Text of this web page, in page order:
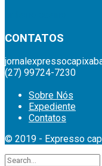
CONTATOS
(27) 99724-7230
Sobre Nós
Expediente
Contatos
© 2019 - Expresso